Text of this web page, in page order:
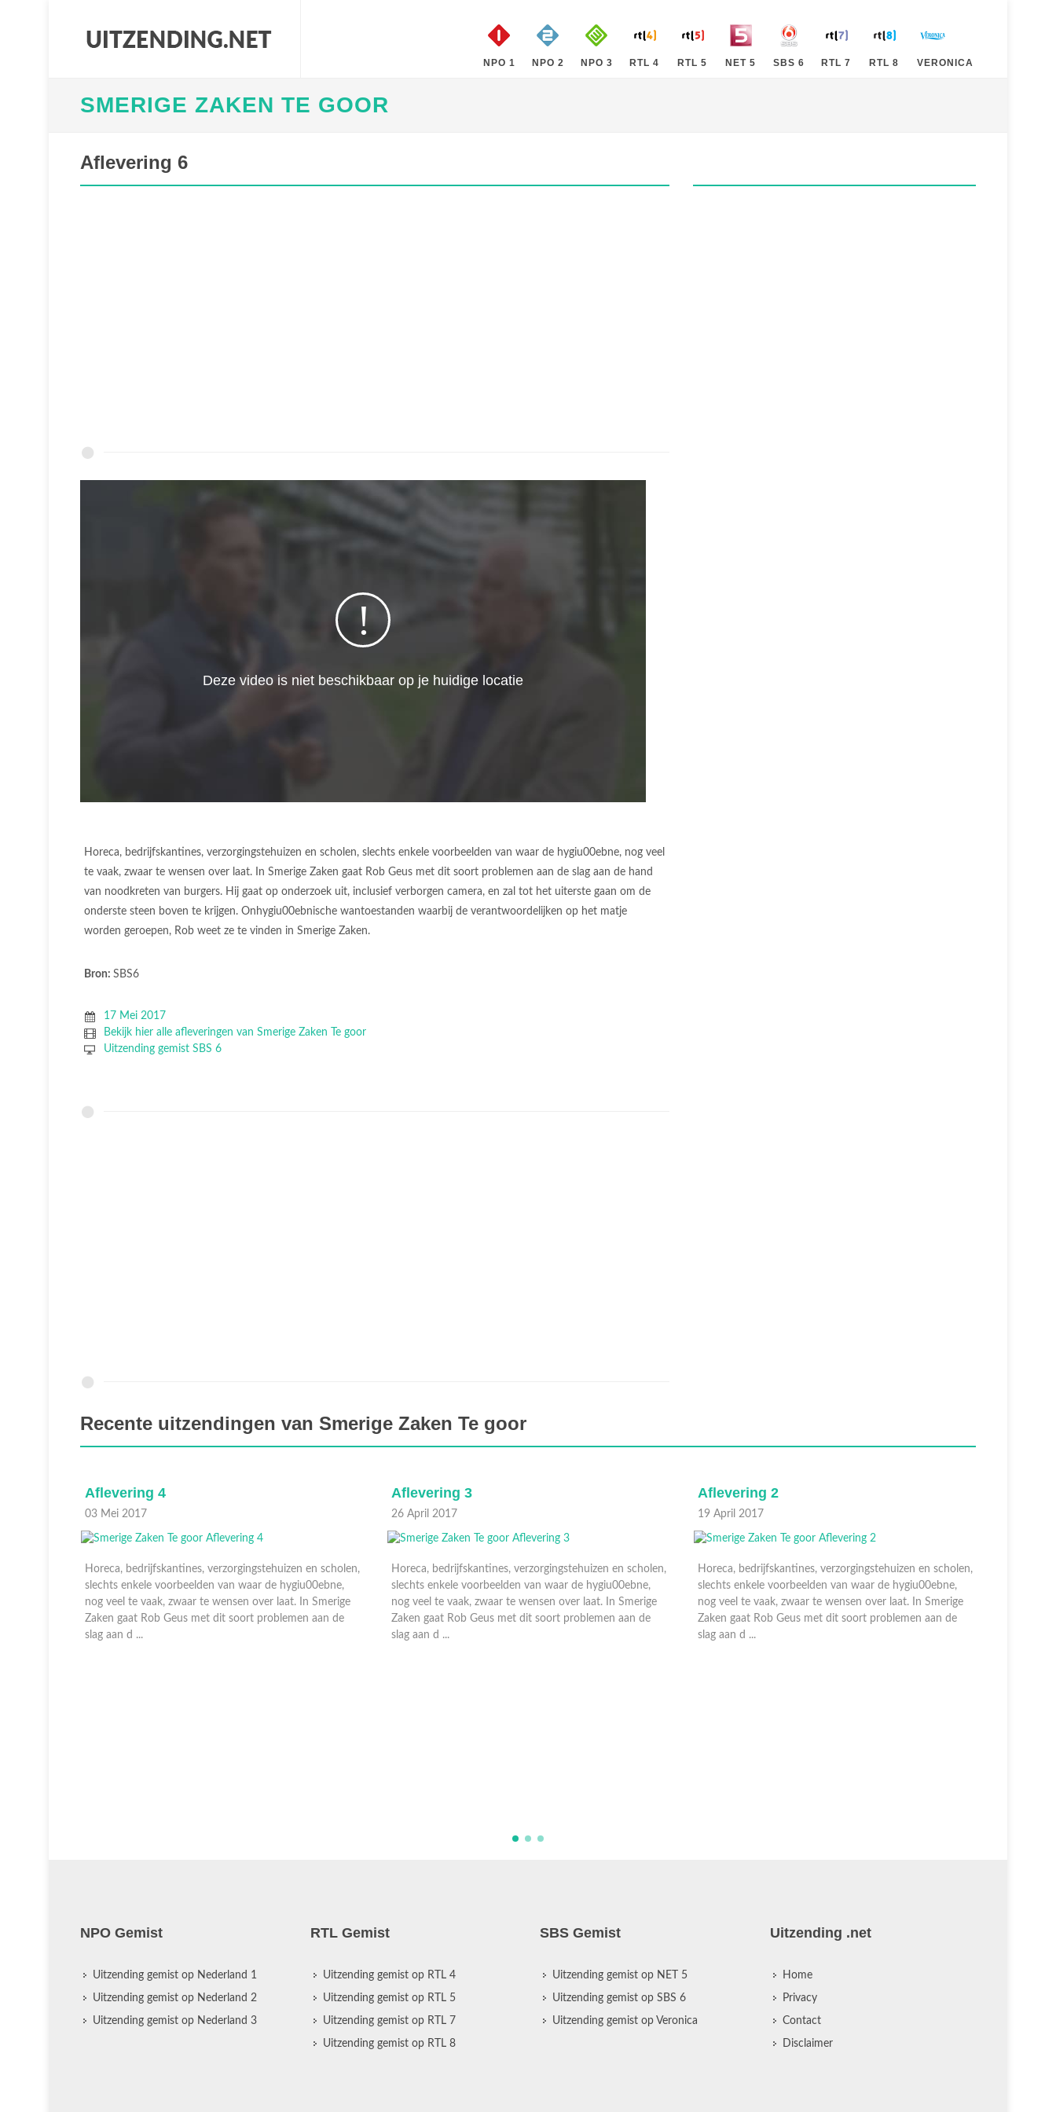
NPO 1 NPO 2 NPO 3 RTL 4 RTL 5 NET 5 SBS 6 RTL 7 RTL 8 VERONICA
SMERIGE ZAKEN TE GOOR
Aflevering 6
Horeca, bedrijfskantines, verzorgingstehuizen en scholen, slechts enkele voorbeelden van waar de hygiu00ebne, nog veel
te vaak, zwaar te wensen over laat. In Smerige Zaken gaat Rob Geus met dit soort problemen aan de slag aan de hand
van noodkreten van burgers. Hij gaat op onderzoek uit, inclusief verborgen camera, en zal tot het uiterste gaan om de
onderste steen boven te krijgen. Onhygiu00ebnische wantoestanden waarbij de verantwoordelijken op het matje
worden geroepen, Rob weet ze te vinden in Smerige Zaken.
Bron: SBS6
17 Mei 2017
Bekijk hier alle afleveringen van Smerige Zaken Te goor
Uitzending gemist SBS 6
Recente uitzendingen van Smerige Zaken Te goor
Aflevering 4
03 Mei 2017
Horeca, bedrijfskantines, verzorgingstehuizen en scholen,
slechts enkele voorbeelden van waar de hygiu00ebne,
nog veel te vaak, zwaar te wensen over laat. In Smerige
Zaken gaat Rob Geus met dit soort problemen aan de
slag aan d ...
Aflevering 3
26 April 2017
Horeca, bedrijfskantines, verzorgingstehuizen en scholen,
slechts enkele voorbeelden van waar de hygiu00ebne,
nog veel te vaak, zwaar te wensen over laat. In Smerige
Zaken gaat Rob Geus met dit soort problemen aan de
slag aan d ...
Aflevering 2
19 April 2017
Horeca, bedrijfskantines, verzorgingstehuizen en scholen,
slechts enkele voorbeelden van waar de hygiu00ebne,
nog veel te vaak, zwaar te wensen over laat. In Smerige
Zaken gaat Rob Geus met dit soort problemen aan de
slag aan d ...
NPO Gemist
Uitzending gemist op Nederland 1
Uitzending gemist op Nederland 2
Uitzending gemist op Nederland 3
RTL Gemist
Uitzending gemist op RTL 4
Uitzending gemist op RTL 5
Uitzending gemist op RTL 7
Uitzending gemist op RTL 8
SBS Gemist
Uitzending gemist op NET 5
Uitzending gemist op SBS 6
Uitzending gemist op Veronica
Uitzending .net
Home
Privacy
Contact
Disclaimer